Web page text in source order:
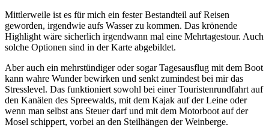
Mittlerweile ist es für mich ein fester Bestandteil auf Reisen
geworden, irgendwie aufs Wasser zu kommen. Das krönende
Highlight wäre sicherlich irgendwann mal eine Mehrtagestour. Auch
solche Optionen sind in der Karte abgebildet.
Aber auch ein mehrstündiger oder sogar Tagesausflug mit dem Boot
kann wahre Wunder bewirken und senkt zumindest bei mir das
Stresslevel. Das funktioniert sowohl bei einer Touristenrundfahrt auf
den Kanälen des Spreewalds, mit dem Kajak auf der Leine oder
wenn man selbst ans Steuer darf und mit dem Motorboot auf der
Mosel schippert, vorbei an den Steilhängen der Weinberge.